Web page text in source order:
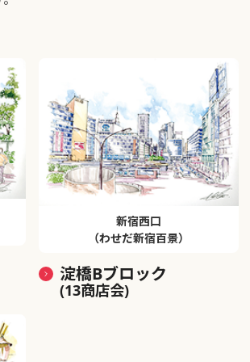
新宿西口
（わせだ新宿百景）
淀橋Bブロック
(13商店会)